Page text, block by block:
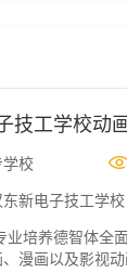
技工学校动
学校
东新电子技工学校
业培养德智体全
漫画以及影视